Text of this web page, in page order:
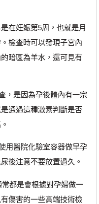
妊娠第5周，也就是月
檢查時可以發現子宮內
暗區為羊水，還可見有
是因為孕後體內有一宗
通過這種激素判斷是否
醫院化驗室容器做早孕
後注意不要放置過久。
都是會根據對孕婦做一
傷害的一些高端技術檢